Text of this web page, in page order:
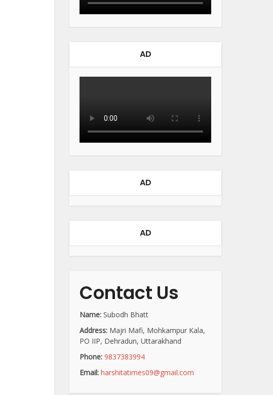
AD
AD
AD
Contact Us
Name: Subodh Bhatt
Address: Majri Mafi, Mohkampur Kala,
PO IIP, Dehradun, Uttarakhand
Phone: 9837383994
Email: harshitatimes09@gmail.com